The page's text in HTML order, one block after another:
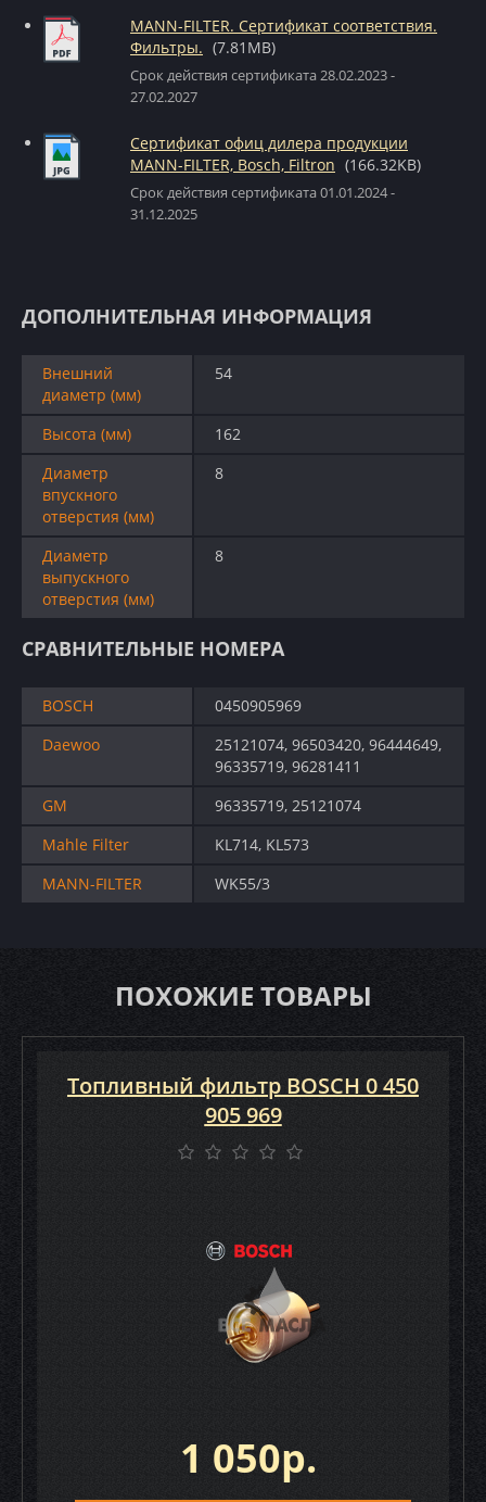
MANN-FILTER. Сертификат соответствия.
Фильтры. (7.81MB)
Срок действия сертификата 28.02.2023 -
27.02.2027
Сертификат офиц дилера продукции
MANN-FILTER, Bosch, Filtron (166.32KB)
Срок действия сертификата 01.01.2024 -
31.12.2025
ДОПОЛНИТЕЛЬНАЯ ИНФОРМАЦИЯ
Внешний
диаметр (мм)
54
Высота (мм)
162
Диаметр
впускного
отверстия (мм)
8
Диаметр
выпускного
отверстия (мм)
8
СРАВНИТЕЛЬНЫЕ НОМЕРА
BOSCH
0450905969
Daewoo
25121074, 96503420, 96444649,
96335719, 96281411
GM
96335719, 25121074
Mahle Filter
KL714, KL573
MANN-FILTER
WK55/3
ПОХОЖИЕ ТОВАРЫ
Топливный фильтр BOSCH 0 450
905 969
1 050р.